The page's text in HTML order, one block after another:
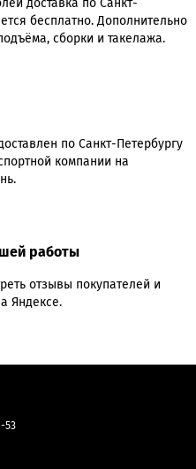
доставка по Санкт-
бесплатно. Дополнительно
сборки и такелажа.
по Санкт-Петербургу
компании на
работы
отзывы покупателей и
Яндексе.
53